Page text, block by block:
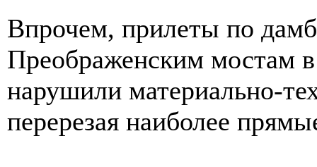
Впрочем, прилеты по
Преображенским мостам
нарушили материально-
перерезая наиболее